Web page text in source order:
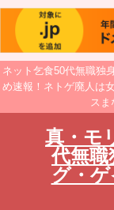
ネット乞食50代無職独
め速報！ネトゲ廃人は
スま
真・モ
代無職
グ・